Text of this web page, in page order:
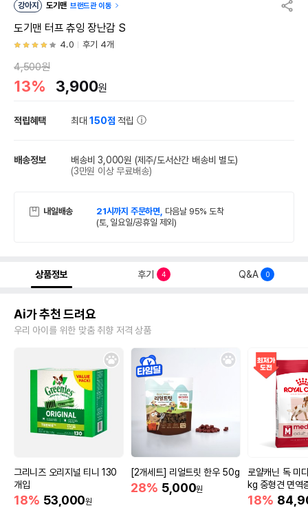
강아지 도기맨 브랜드관 이동
도기맨 터프 츄잉 장난감 S
4.0 후기 4개
4,500원
13% 3,900원
적립혜택 최대150점 적립
배송정보 배송비 3,000원 (제주/도서산간 배송비 별도)
(3만원 이상 무료배송)
내일배송 21시까지 주문하면, 다음날 95% 도착
(토, 일요일/공휴일 제외)
상품정보 후기 4 Q&A 0
Ai가 추천 드려요
우리 아이를 위한 맞춤 취향 저격 상품
그리니즈 오리지널 티니 130
개입
18% 53,000원
[2개세트] 리얼트릿 한우 50g
28% 5,000원
로얄캐닌 독 미
kg 중형견 면역
18%